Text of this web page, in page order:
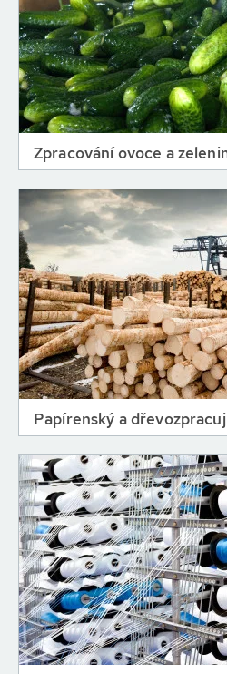
Zpracování ovoce a
Papírenský a